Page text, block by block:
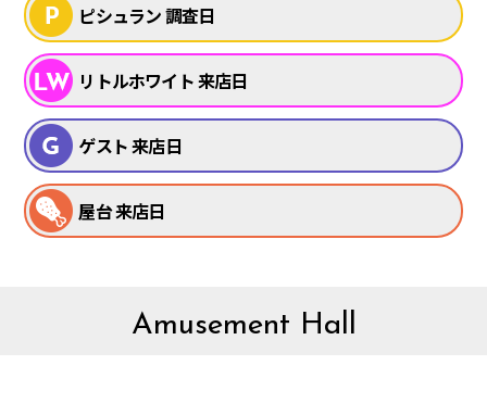
ピシュラン 調査日
リトルホワイト 来店日
ゲスト 来店日
屋台 来店日
Amusement Hall